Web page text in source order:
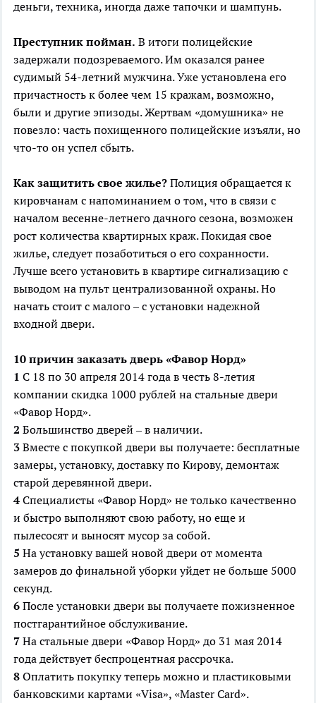
деньги, техника, иногда даже тапочки и шампунь.
Преступник пойман. В итоги полицейские
задержали подозреваемого. Им оказался ранее
судимый 54-летний мужчина. Уже установлена его
причастность к более чем 15 кражам, возможно,
были и другие эпизоды. Жертвам «домушника» не
повезло: часть похищенного полицейские изъяли, но
что-то он успел сбыть.
Как защитить свое жилье? Полиция обращается к
кировчанам с напоминанием о том, что в связи с
началом весенне-летнего дачного сезона, возможен
рост количества квартирных краж. Покидая свое
жилье, следует позаботиться о его сохранности.
Лучше всего установить в квартире сигнализацию с
выводом на пульт централизованной охраны. Но
начать стоит с малого – с установки надежной
входной двери.
10 причин заказать дверь «Фавор Норд»
1 С 18 по 30 апреля 2014 года в честь 8-летия
компании скидка 1000 рублей на стальные двери
«Фавор Норд».
2 Большинство дверей – в наличии.
3 Вместе с покупкой двери вы получаете: бесплатные
замеры, установку, доставку по Кирову, демонтаж
старой деревянной двери.
4 Специалисты «Фавор Норд» не только качественно
и быстро выполняют свою работу, но еще и
пылесосят и выносят мусор за собой.
5 На установку вашей новой двери от момента
замеров до финальной уборки уйдет не больше 5000
секунд.
6 После установки двери вы получаете пожизненное
постгарантийное обслуживание.
7 На стальные двери «Фавор Норд» до 31 мая 2014
года действует беспроцентная рассрочка.
8 Оплатить покупку теперь можно и пластиковыми
банковскими картами «Visa», «Master Card».